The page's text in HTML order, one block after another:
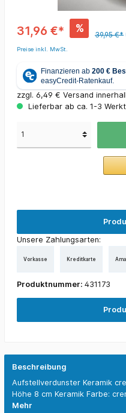
31,96 €* %
39,95 €*
Preise inkl. MwSt.
zzgl. 6,49 € Versand
Lieferbar ab ca. 1-3
Unsere Zahlungsarten:
Vorkasse Kreditkarte
Produktnummer: 431173
Beschreibung
Aufstellverdunster Keramik
Höhe 8 cm Keramik Farbe:
Mehr